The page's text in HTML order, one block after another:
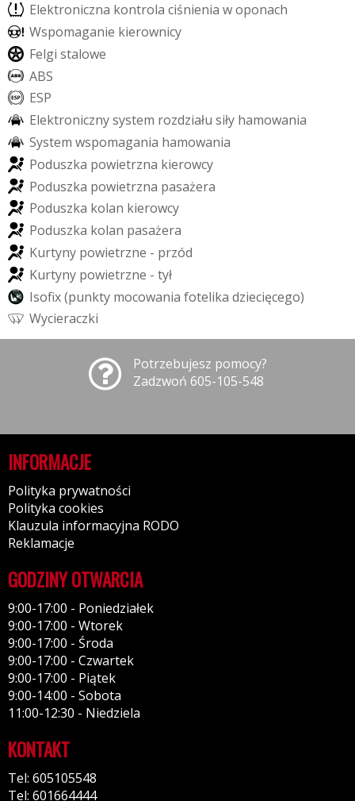
Elektroniczna kontrola ciśnienia woponach
Wspomaganie kierownicy
Felgi stalowe
ABS
ESP
Elektronicznysystem rozdziału siły hamowania
System wspomagania hamowania
Poduszka powietrzna kierowcy
Poduszka powietrzna pasażera
Poduszka kolan kierowcy
Poduszka kolan pasażera
Kurtyny powietrzne - przód
Kurtyny powietrzne - tył
Isofx(punkty mocowania fotelika dziecięcego)
Wycieraczki
Potrzebujesz pomocy?
Zadzwoń 605-105-548
INFORMACJE
Polityka prywatności
Polityka cookies
Klauzula informacyjna RODO
Reklamacje
GODZINY OTWARCIA
9:00-17:00 - Poniedziałek
9:00-17:00 - Wtorek
9:00-17:00 - Środa
9:00-17:00 - Czwartek
9:00-17:00 - Piątek
9:00-14:00 - Sobota
11:00-12:30 - Niedziela
KONTAKT
Tel: 605105548
Tel: 601664444